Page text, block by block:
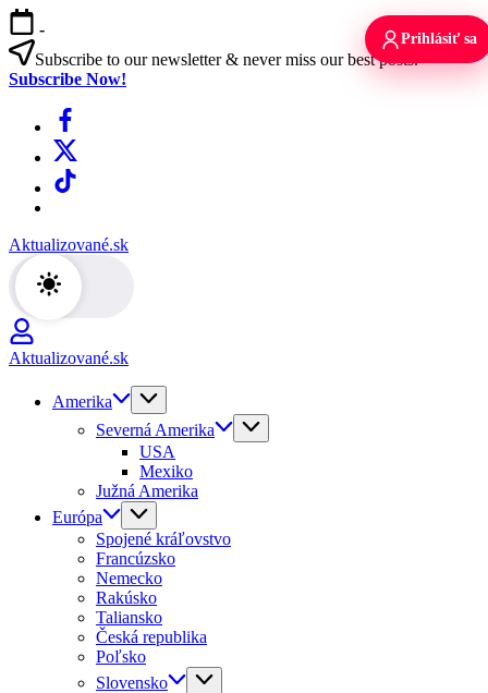
Skip
to
content
-
Subscribe to our newsletter & never miss our best posts.
Subscribe Now!
Facebook
X
TikTok
Aktualizované.sk
Aktualizované.sk
Amerika
Severná Amerika
USA
Mexiko
Južná Amerika
Európa
Spojené kráľovstvo
Francúzsko
Nemecko
Rakúsko
Taliansko
Česká republika
Poľsko
Slovensko
Prihlásiť sa